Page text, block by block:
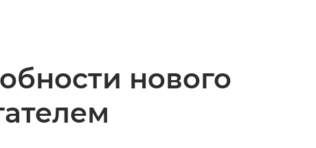
нового